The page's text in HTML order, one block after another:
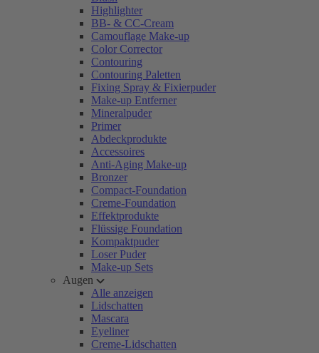
Highlighter
BB- & CC-Cream
Camouflage Make-up
Color Corrector
Contouring
Contouring Paletten
Fixing Spray & Fixierpuder
Make-up Entferner
Mineralpuder
Primer
Abdeckprodukte
Accessoires
Anti-Aging Make-up
Bronzer
Compact-Foundation
Creme-Foundation
Effektprodukte
Flüssige Foundation
Kompaktpuder
Loser Puder
Make-up Sets
Augen
Alle anzeigen
Lidschatten
Mascara
Eyeliner
Creme-Lidschatten